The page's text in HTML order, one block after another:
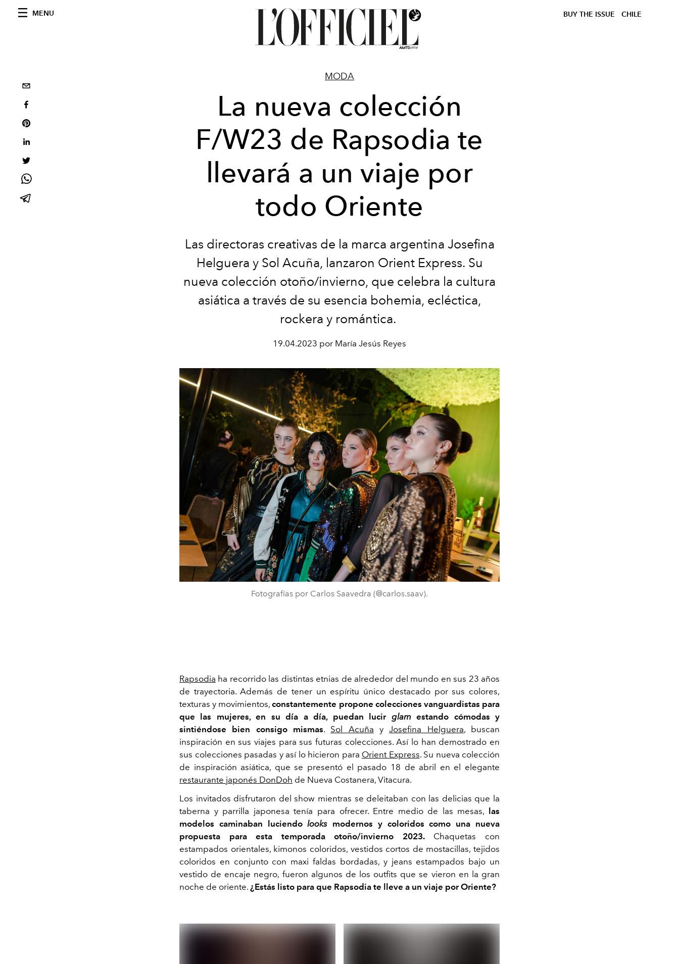
MENU BUY THE ISSUE CHILE
MODA
La nueva colección
F/W23 de Rapsodia te
llevará a un viaje por
todo Oriente
Las directoras creativas de la marca argentina Josefina
Helguera y Sol Acuña, lanzaron Orient Express. Su
nueva colección otoño/invierno, que celebra la cultura
asiática a través de su esencia bohemia, ecléctica,
rockera y romántica.
19.04.2023 por María Jesús Reyes
Fotografías por Carlos Saavedra (@carlos.saav).
Rapsodia ha recorrido las distintas etnias de alrededor del mundo en sus 23 años
de trayectoria. Además de tener un espíritu único destacado por sus colores,
texturas y movimientos,constantemente propone colecciones vanguardistas para
que las mujeres, en su día a día, puedan lucir glam estando cómodas y
sintiéndose bien consigo mismas. Sol Acuña yJosefina Helguera, buscan
inspiración en sus viajes para sus futuras colecciones. Así lo han demostrado en
sus colecciones pasadas y así lo hicieron para Orient Express. Su nueva colección
de inspiración asiática, que se presentó el pasado 18 de abril en el elegante
restaurante japonés DonDoh de Nueva Costanera, Vitacura.
Los invitados disfrutaron del show mientras se deleitaban con las delicias que la
taberna y parrilla japonesa tenía para ofrecer. Entre medio de las mesas,
las
modelos caminaban luciendolooks modernos y coloridos como una nueva
propuesta para esta temporada otoño/invierno 2023.Chaquetas con
estampados orientales, kimonos coloridos, vestidos cortos de mostacillas, tejidos
coloridos en conjunto con maxi faldas bordadas, y jeans estampados bajo un
vestido de encaje negro, fueron algunos de los outfits que se vieron en la gran
noche de oriente. ¿Estás listo para que Rapsodia te lleve a un viaje por Oriente?